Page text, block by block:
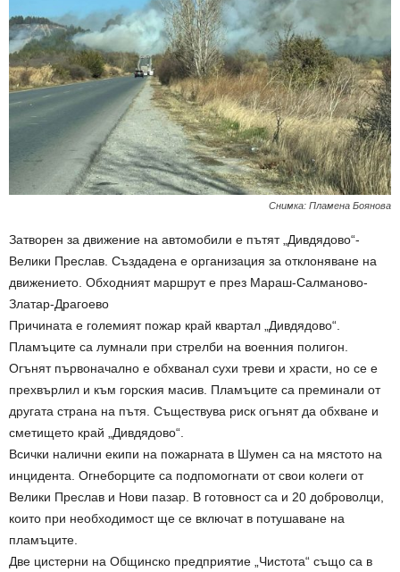
Снимка: Пламена Боянова
Затворен за движение на автомобили е пътят „Дивдядово“-
Велики Преслав. Създадена е организация за отклоняване на
движението. Обходният маршрут е през Мараш-Салманово-
Златар-Драгоево
Причината е големият пожар край квартал „Дивдядово“.
Пламъците са лумнали при стрелби на военния полигон.
Огънят първоначално е обхванал сухи треви и храсти, но се е
прехвърлил и към горския масив. Пламъците са преминали от
другата страна на пътя. Съществува риск огънят да обхване и
сметището край „Дивдядово“.
Всички налични екипи на пожарната в Шумен са на мястото на
инцидента. Огнеборците са подпомогнати от свои колеги от
Велики Преслав и Нови пазар. В готовност са и 20 доброволци,
които при необходимост ще се включат в потушаване на
пламъците.
Две цистерни на Общинско предприятие „Чистота“ също са в